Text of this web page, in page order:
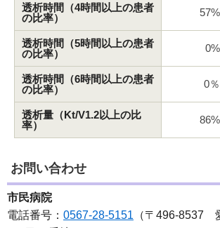
透析時間（4時間以上の患者
の比率）
57%
透析時間（5時間以上の患者
の比率）
0%
透析時間（6時間以上の患者
の比率）
0％
透析量（Kt/V1.2以上の比
率）
86%
お問い合わせ
市民病院
電話番号： 0567-28-5151 （〒496-8537